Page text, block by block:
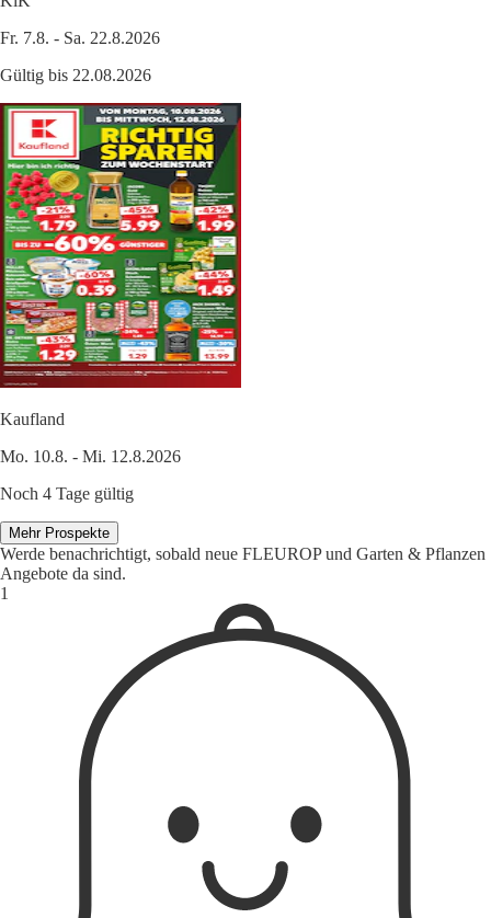
Fr. 7.8. - Sa. 22.8.2026
Gültig bis 22.08.2026
Kaufland
Mo. 10.8. - Mi. 12.8.2026
Noch 4 Tage gültig
Mehr Prospekte
Werde benachrichtigt, sobald neue FLEUROP und Garten & Pflanzen
Angebote da sind.